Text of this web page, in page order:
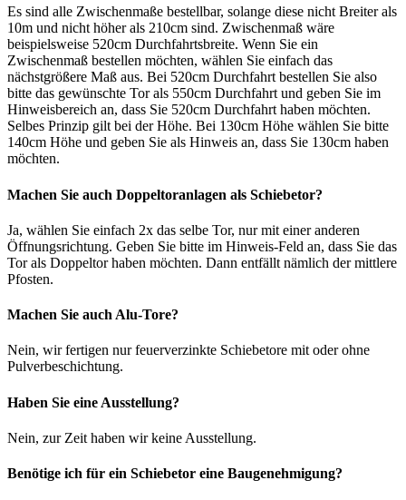
Es sind alle Zwischenmaße bestellbar, solange diese nicht Breiter als
10m und nicht höher als 210cm sind. Zwischenmaß wäre
beispielsweise 520cm Durchfahrtsbreite. Wenn Sie ein
Zwischenmaß bestellen möchten, wählen Sie einfach das
nächstgrößere Maß aus. Bei 520cm Durchfahrt bestellen Sie also
bitte das gewünschte Tor als 550cm Durchfahrt und geben Sie im
Hinweisbereich an, dass Sie 520cm Durchfahrt haben möchten.
Selbes Prinzip gilt bei der Höhe. Bei 130cm Höhe wählen Sie bitte
140cm Höhe und geben Sie als Hinweis an, dass Sie 130cm haben
möchten.
Machen Sie auch Doppeltoranlagen als Schiebetor?
Ja, wählen Sie einfach 2x das selbe Tor, nur mit einer anderen
Öffnungsrichtung. Geben Sie bitte im Hinweis-Feld an, dass Sie das
Tor als Doppeltor haben möchten. Dann entfällt nämlich der mittlere
Pfosten.
Machen Sie auch Alu-Tore?
Nein, wir fertigen nur feuerverzinkte Schiebetore mit oder ohne
Pulverbeschichtung.
Haben Sie eine Ausstellung?
Nein, zur Zeit haben wir keine Ausstellung.
Benötige ich für ein Schiebetor eine Baugenehmigung?